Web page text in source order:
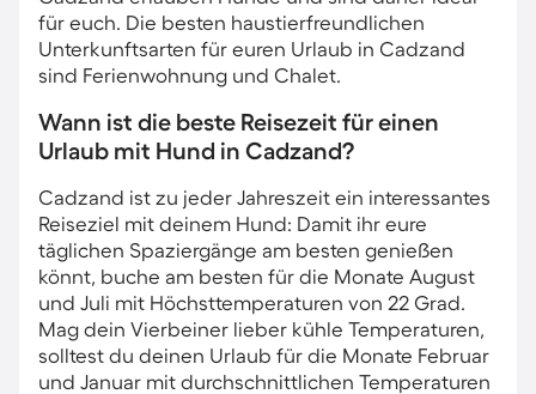
für euch. Die besten haustierfreundlichen
Unterkunftsarten für euren Urlaub in Cadzand
sind Ferienwohnung und Chalet.
Wann ist die beste Reisezeit für einen
Urlaub mit Hund in Cadzand?
Cadzand ist zu jeder Jahreszeit ein interessantes
Reiseziel mit deinem Hund: Damit ihr eure
täglichen Spaziergänge am besten genießen
könnt, buche am besten für die Monate August
und Juli mit Höchsttemperaturen von 22 Grad.
Mag dein Vierbeiner lieber kühle Temperaturen,
solltest du deinen Urlaub für die Monate Februar
und Januar mit durchschnittlichen Temperaturen